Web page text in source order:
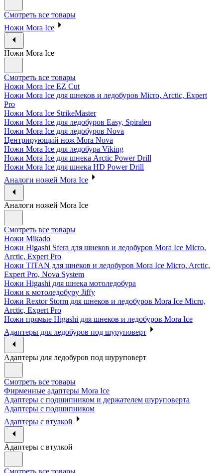
Смотреть все товары
Ножи Mora Ice
Ножи Mora Ice
Смотреть все товары
Ножи Mora Ice EZ Cut
Ножи Mora Ice для шнеков и ледобуров Micro, Arctic, Expert
Pro
Ножи Mora Ice StrikeMaster
Ножи Mora Ice для ледобуров Easy, Spiralen
Ножи Mora Ice для ледобуров Nova
Центрирующий нож Mora Nova
Ножи Mora Ice для ледобура Viking
Ножи Mora Ice для шнека Arctic Power Drill
Ножи Mora Ice для шнека HD Power Drill
Аналоги ножей Mora Ice
Аналоги ножей Mora Ice
Смотреть все товары
Ножи Mikado
Ножи Higashi Sfera для шнеков и ледобуров Mora Ice Micro,
Arctic, Expert Pro
Ножи TITAN для шнеков и ледобуров Mora Ice Micro, Arctic,
Expert Pro, Nova System
Ножи Higashi для шнека мотоледобура
Ножи к мотоледобуру Jiffy
Ножи Rextor Storm для шнеков и ледобуров Mora Ice Micro,
Arctic, Expert Pro
Ножи прямые Higashi для шнеков и ледобуров Mora Ice
Адаптеры для ледобуров под шуруповерт
Адаптеры для ледобуров под шуруповерт
Смотреть все товары
Фирменные адаптеры Mora Ice
Адаптеры с подшипником и держателем шуруповерта
Адаптеры с подшипником
Адаптеры с втулкой
Адаптеры с втулкой
Смотреть все товары